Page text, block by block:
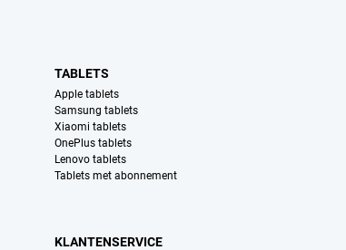
TABLETS
Apple tablets
Samsung tablets
Xiaomi tablets
OnePlus tablets
Lenovo tablets
Tablets met abonnement
KLANTENSERVICE